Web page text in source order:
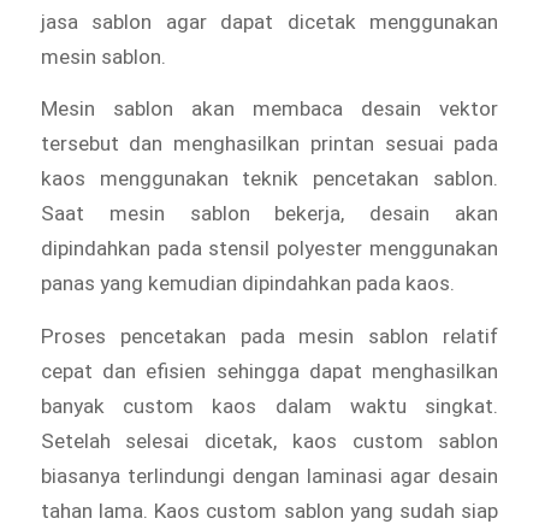
jasa sablon agar dapat dicetak menggunakan
mesin sablon.
Mesin sablon akan membaca desain vektor
tersebut dan menghasilkan printan sesuai pada
kaos menggunakan teknik pencetakan sablon.
Saat mesin sablon bekerja, desain akan
dipindahkan pada stensil polyester menggunakan
panas yang kemudian dipindahkan pada kaos.
Proses pencetakan pada mesin sablon relatif
cepat dan efisien sehingga dapat menghasilkan
banyak custom kaos dalam waktu singkat.
Setelah selesai dicetak, kaos custom sablon
biasanya terlindungi dengan laminasi agar desain
tahan lama. Kaos custom sablon yang sudah siap